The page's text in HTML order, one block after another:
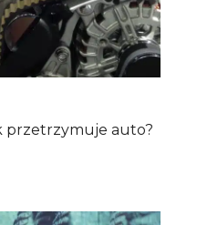
przetrzymuje auto?